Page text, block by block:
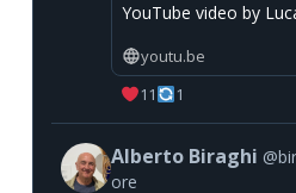
YouTube video by
youtu.be
11
1
Alberto Biraghi
ore